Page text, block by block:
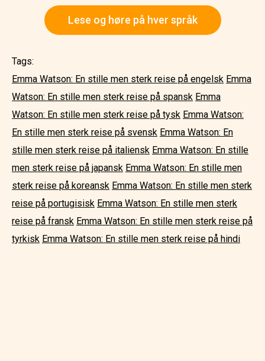
Lese og høre på hver språk
Tags:
Emma Watson: En stille men sterk reise på engelsk Emma
Watson: En stille men sterk reise på spansk Emma
Watson: En stille men sterk reise på tysk Emma Watson:
En stille men sterk reise på svensk Emma Watson: En
stille men sterk reise på italiensk Emma Watson: En stille
men sterk reise på japansk Emma Watson: En stille men
sterk reise på koreansk Emma Watson: En stille men sterk
reise på portugisisk Emma Watson: En stille men sterk
reise på fransk Emma Watson: En stille men sterk reise på
tyrkisk Emma Watson: En stille men sterk reise på hindi